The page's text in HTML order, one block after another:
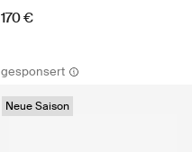
170 €
gesponsert
Neue Saison